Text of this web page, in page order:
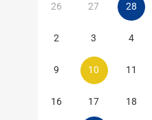
26 27 28
2 3 4
9 10 11
16 17 18